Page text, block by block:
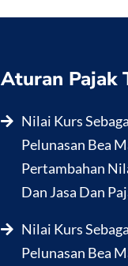
Aturan Pajak
Nilai Kurs
Pelunasan Bea
Pertambahan
Dan Jasa Dan
Nilai Kurs
Pelunasan Bea